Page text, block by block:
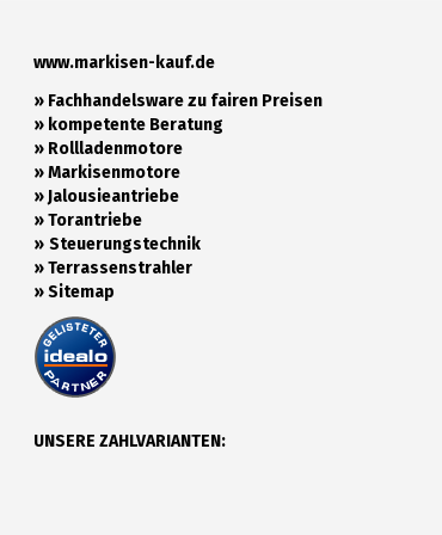
www.markisen-kauf.de
» Fachhandelsware zu fairen Preisen
» kompetente Beratung
» Rollladenmotore
»Markisenmotore
»Jalousieantriebe
»Torantriebe
» Steuerungstechnik
»Terrassenstrahler
»Sitemap
UNSERE ZAHLVARIANTEN: